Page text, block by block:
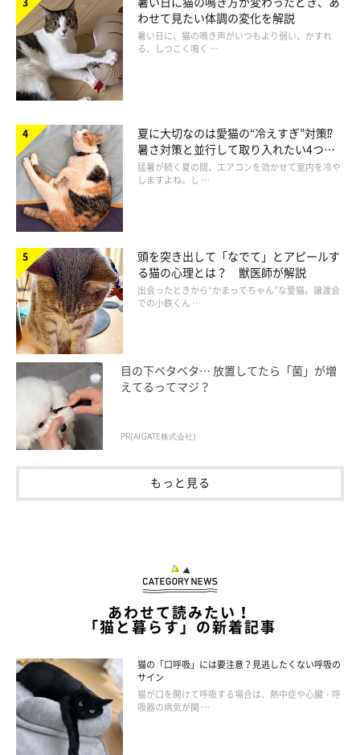
ほかにもまだある！猫の音楽豆知識
ねこのきもち投稿写真ギャラリー
猫は狩りの際に、獲物に飛びつくタイミングを計るリズム感があ
分で数えているものではなく、個体ごとに異なる本能のようなも
のだと考えられています。
わせて見たい体調の変化を解説
暑い日に、猫の鳴き声がいつもより弱い、かすれ
る、しつこく鳴く …
夏に大切なのは愛猫の“冷えすぎ”対策⁉
暑さ対策と並行して取り入れたい4つの
工夫
猛暑が続く夏の間、エアコンを効かせて室内を冷や
しますよね。し …
頭を突き出して「なでて」とアピールす
る猫の心理とは？ 獣医師が解説
出会ったときから“かまってちゃん”な愛猫。譲渡会
での小鉄くん …
目の下ベタベタ… 放置してたら「菌」が増
えてるってマジ？
PR(AIGATE株式会社)
もっと見る
あわせて読みたい！
「猫と暮らす」の新着記事
猫の「口呼吸」には要注意？見逃したくない呼吸の
サイン
猫が口を開けて呼吸する場合は、熱中症や心臓・呼
吸器の病気が関 …